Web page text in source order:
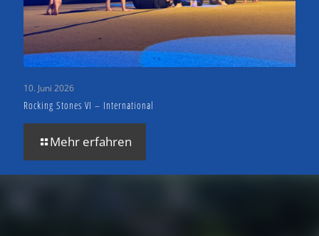
10. Juni 2026
Rocking Stones VI – International
Mehr erfahren